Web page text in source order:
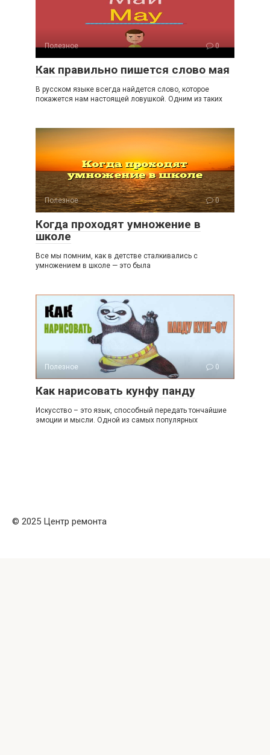
Полезное 0
Как правильно пишется слово мая
В русском языке всегда найдется слово, которое
покажется нам настоящей ловушкой. Одним из таких
Полезное 0
Когда проходят умножение в
школе
Все мы помним, как в детстве сталкивались с
умножением в школе — это была
Полезное 0
Как нарисовать кунфу панду
Искусство – это язык, способный передать тончайшие
эмоции и мысли. Одной из самых популярных
© 2025 Центр ремонта